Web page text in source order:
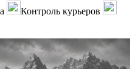
Контроль курьеров